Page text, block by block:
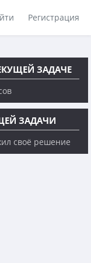
Регистрация
ЗАДАЧЕ
ЗАДАЧИ
своё решение